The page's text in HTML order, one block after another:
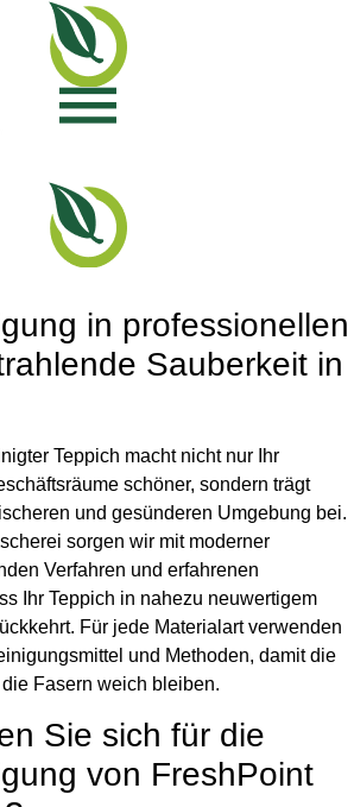
in professionellen
Sauberkeit in
Teppich macht nicht nur Ihr
schöner, sondern trägt
und gesünderen Umgebung bei.
sorgen wir mit moderner
Verfahren und erfahrenen
Ihr Teppich in nahezu neuwertigem
Für jede Materialart verwenden
und Methoden, damit die
Fasern weich bleiben.
Sie sich für die
von FreshPoint